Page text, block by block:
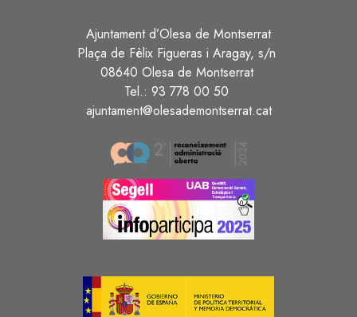
Ajuntament d’Olesa de Montserrat
Plaça de Fèlix Figueras i Aragay, s/n
08640 Olesa de Montserrat
Tel.: 93 778 00 50
ajuntament@olesademontserrat.cat
Image
Image